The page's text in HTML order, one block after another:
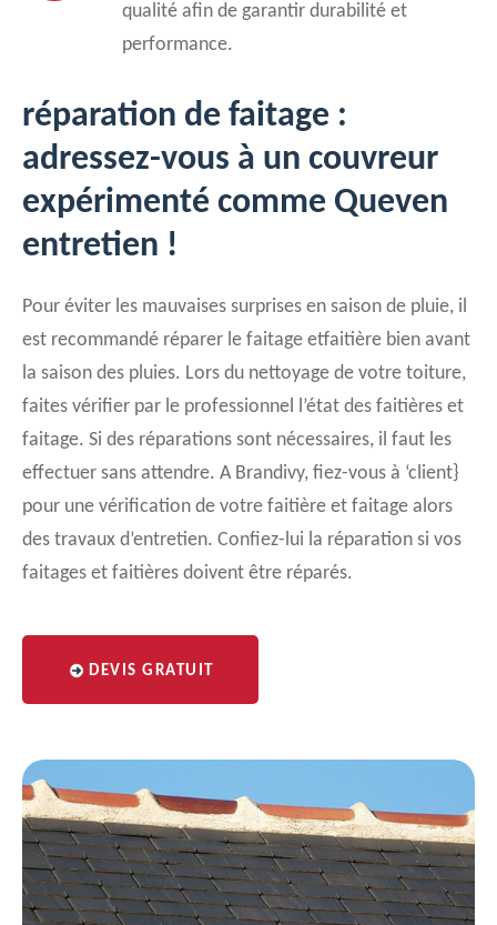
qualité afin de garantir durabilité et
performance.
réparation de faitage :
adressez-vous à un couvreur
expérimenté comme Queven
entretien !
Pour éviter les mauvaises surprises en saison de pluie, il
est recommandé réparer le faitage etfaitière bien avant
la saison des pluies. Lors du nettoyage de votre toiture,
faites vérifier par le professionnel l’état des faitières et
faitage. Si des réparations sont nécessaires, il faut les
effectuer sans attendre. A Brandivy, fiez-vous à ‘client}
pour une vérification de votre faitière et faitage alors
des travaux d’entretien. Confiez-lui la réparation si vos
faitages et faitières doivent être réparés.
DEVIS GRATUIT